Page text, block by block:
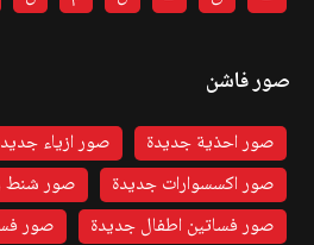
صور فاشن
صور احذية جديدة
صور ازياء
صور اكسسوارات جديدة
صور شنط
صور فساتين اطفال جديدة
صور